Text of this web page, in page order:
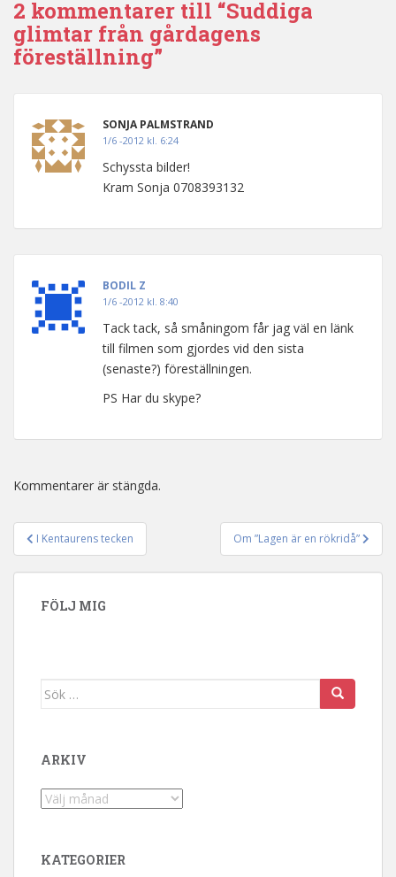
2 kommentarer till “Suddiga
glimtar från gårdagens
föreställning”
SONJA PALMSTRAND
1/6 -2012 kl. 6:24
Schyssta bilder!
Kram Sonja 0708393132
BODIL Z
1/6 -2012 kl. 8:40
Tack tack, så småningom får jag väl en länk
till filmen som gjordes vid den sista
(senaste?) föreställningen.
PS Har du skype?
Kommentarer är stängda.
Inläggsnavigering
I Kentaurens tecken Om ”Lagen är en rökridå”
FÖLJ MIG
Sök efter:
ARKIV
Arkiv
KATEGORIER